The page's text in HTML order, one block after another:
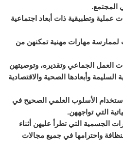
المجتمع.
عملية وتطبيقية ذات أبعاد اجتماعية
لممارسة مهارات مهنية تمكنهن من
العمل الجماعي وتقديره، وتوصيتهن
السليمة وأبعادها الصحية والاقتصادية
الأسلوب العلمي الصحيح في
التي تواجههن.
الجسمية التي تطرأ عليهن أثناء
واحترامها في جميع مجالات